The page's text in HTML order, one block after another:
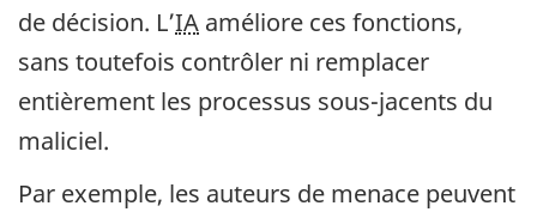
de décision. L’IA améliore ces fonctions,
sans toutefois contrôler ni remplacer
entièrement les processus sous-jacents du
maliciel.
Par exemple, les auteurs de menace peuvent